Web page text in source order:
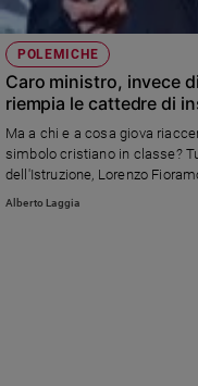
POLEMICHE
Caro ministro, invece
riempia le cattedre di
Ma a chi e a cosa giova riaccendere la vecchia polemica sulla presenza del
simbolo cristiano in classe?
dell'Istruzione, Lorenzo
Radio2.
Alberto Laggia